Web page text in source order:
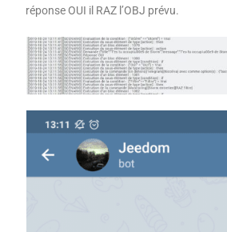
réponse OUI il RAZ l’OBJ prévu.